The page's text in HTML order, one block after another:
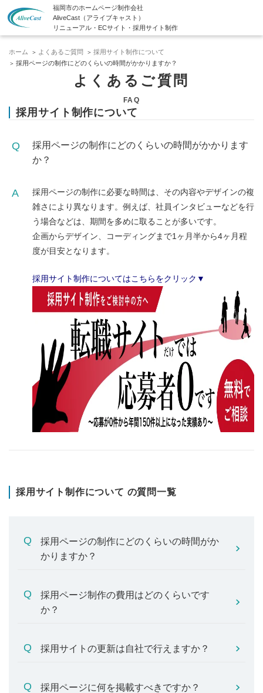
福岡市のホームページ制作会社
AliveCast（アライブキャスト）
リニューアル・ECサイト・採用サイト制作
ホーム よくあるご質問
採用サイト制作について
採用ページの制作にどのくらいの時間がかかりますか？
よくあるご質問
FAQ
採用サイト制作について
採用ページの制作にどのくらいの時間がかかります
か？
採用ページの制作に必要な時間は、その内容やデザインの複
雑さにより異なります。例えば、社員インタビューなどを行
う場合などは、期間を多めに取ることが多いです。
企画からデザイン、コーディングまで1ヶ月半から4ヶ月程
度が目安となります。
採用サイト制作についてはこちらをクリック▼
採用サイト制作について の質問一覧
採用ページの制作にどのくらいの時間がか
かりますか？
採用ページ制作の費用はどのくらいです
か？
採用サイトの更新は自社で行えますか？
採用ページに何を掲載すべきですか？